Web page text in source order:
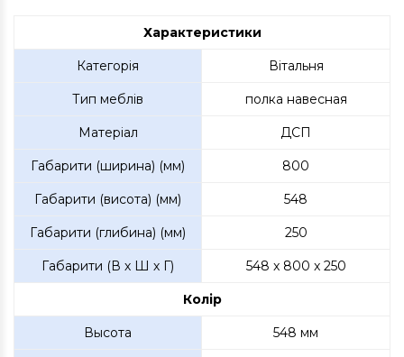
Характеристики
Категорія Вітальня
Тип меблів полка навесная
Матеріал ДСП
Габарити (ширина) (мм) 800
Габарити (висота) (мм) 548
Габарити (глибина) (мм) 250
Габарити (В х Ш х Г) 548 x 800 x 250
Колір
Высота 548 мм